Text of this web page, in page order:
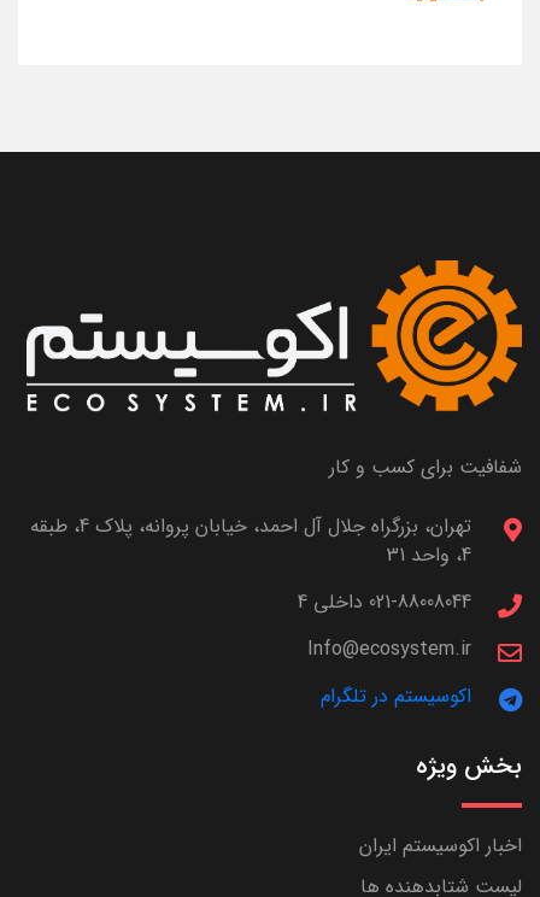
شفافیت برای کسب و کار
تهران، بزرگراه جلال آل احمد، خیابان پروانه، پلاک 4، طبقه
4، واحد 31
021-88008044 داخلی 4
Info@ecosystem.ir
اکوسیستم در تلگرام
بخش ویژه
اخبار اکوسیستم ایران
لیست شتابدهنده ها